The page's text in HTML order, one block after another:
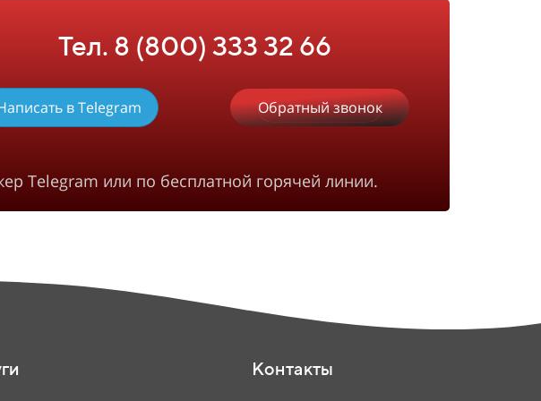
Тел. 8 (800) 333 32 66
в Telegram Обратный звонок
Telegram или по бесплатной горячей линии.
Контакты